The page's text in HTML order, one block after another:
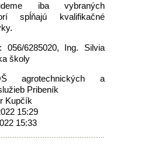
iba vybraných
spĺňajú kvalifikačné
056/6285020, Ing. Silvia
školy
agrotechnických a
Pribeník
Kupčík
15:29
15:33